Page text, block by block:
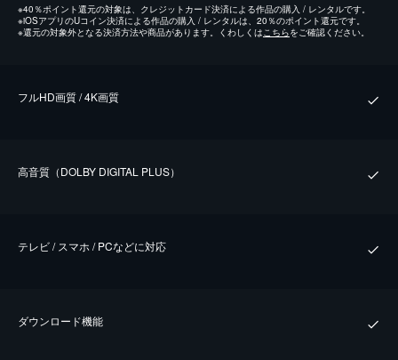
※40％ポイント還元の対象は、クレジットカード決済による作品の購入 / レンタルです。
※iOSアプリのUコイン決済による作品の購入 / レンタルは、20％のポイント還元です。
※還元の対象外となる決済方法や商品があります。くわしくはこちらをご確認ください。
フルHD画質 / 4K画質
⾼⾳質（DOLBY DIGITAL PLUS）
テレビ / スマホ / PCなどに対応
ダウンロード機能